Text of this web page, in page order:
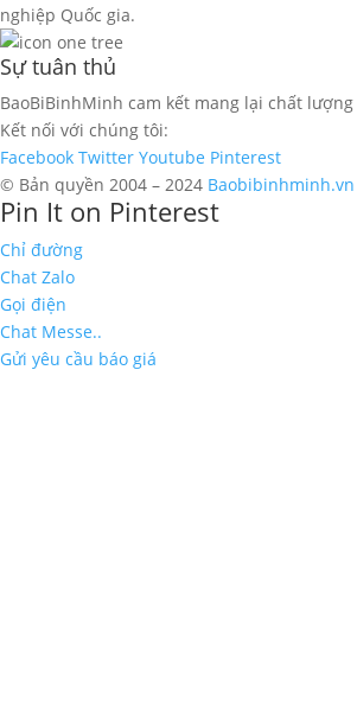
nghiệp Quốc gia.
Sự tuân thủ
BaoBiBinhMinh cam kết mang lại chất
Kết nối với chúng tôi:
Facebook Twitter Youtube Pinterest
© Bản quyền 2004 – 2024 Baobibinhminh.vn
Pin It on Pinterest
Chỉ đường
Chat Zalo
Gọi điện
Chat Messe..
Gửi yêu cầu báo giá